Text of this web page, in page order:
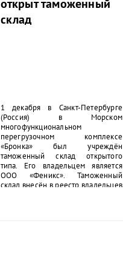
открыт таможенный
склад
1 декабря в Санкт-Петербурге
(Россия) в Морском
многофункциональном
перегрузочном комплексе
«Бронка» был учреждён
таможенный склад открытого
типа. Его владельцем является
ООО «Феникс». Таможенный
склад внесён в реестр владельцев